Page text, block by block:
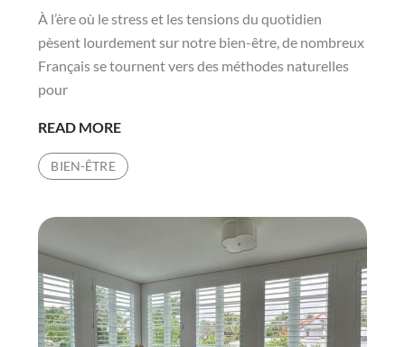
À l’ère où le stress et les tensions du quotidien
pèsent lourdement sur notre bien-être, de nombreux
Français se tournent vers des méthodes naturelles
pour
READ MORELES
BIENFAITS
DU
D’ACUPRESSION
BIEN-
ÊTRE
AU
BIEN-ÊTRE